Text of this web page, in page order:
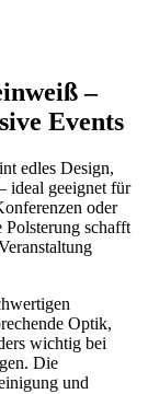
–
Events
edles Design,
ideal geeignet für
oder
Polsterung schafft
Optik,
wichtig bei
Die
und